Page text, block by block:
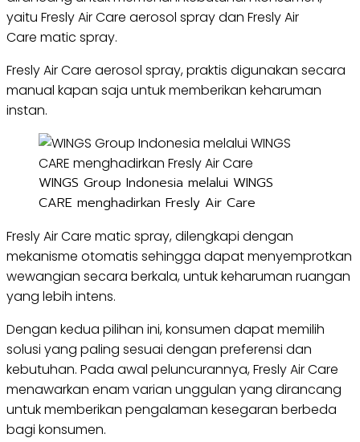
yaitu Fresly Air Care aerosol spray dan Fresly Air
Care matic spray.
Fresly Air Care aerosol spray, praktis digunakan secara
manual kapan saja untuk memberikan keharuman
instan.
WINGS Group Indonesia melalui WINGS
CARE menghadirkan Fresly Air Care
Fresly Air Care matic spray, dilengkapi dengan
mekanisme otomatis sehingga dapat menyemprotkan
wewangian secara berkala, untuk keharuman ruangan
yang lebih intens.
Dengan kedua pilihan ini, konsumen dapat memilih
solusi yang paling sesuai dengan preferensi dan
kebutuhan. Pada awal peluncurannya, Fresly Air Care
menawarkan enam varian unggulan yang dirancang
untuk memberikan pengalaman kesegaran berbeda
bagi konsumen.